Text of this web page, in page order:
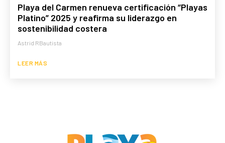
Playa del Carmen renueva certificación “Playas
Platino” 2025 y reafirma su liderazgo en
sostenibilidad costera
Astrid RBautista
LEER MÁS